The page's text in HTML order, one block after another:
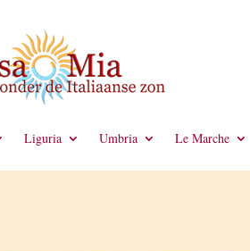
Liguria Umbria Le Marche